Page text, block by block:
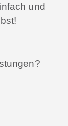
und